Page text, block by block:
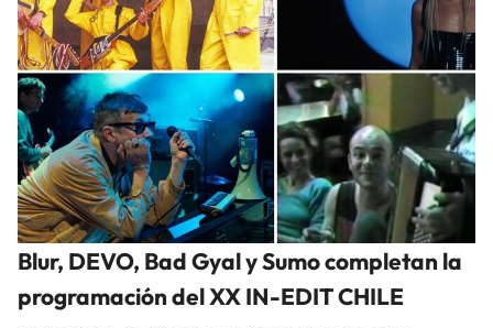
Blur, DEVO, Bad Gyal y Sumo completan la
programación del XX IN-EDIT CHILE